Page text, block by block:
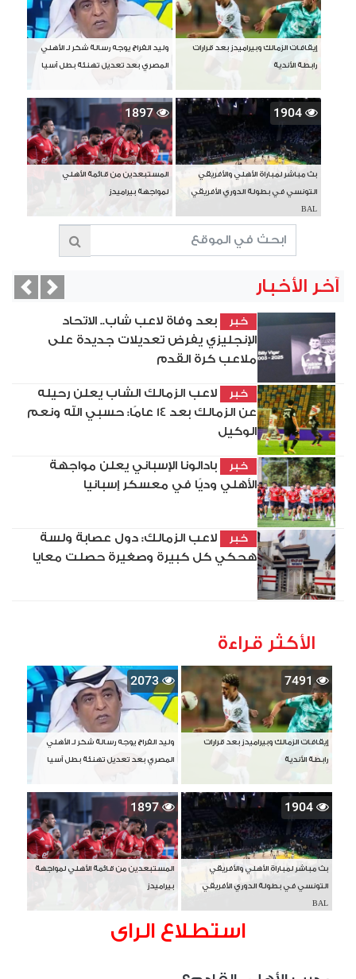
إيقافات الزمالك وبيراميدز بعد قرارات
رابطة الأندية
وليد الفراج يوجه رسالة شكر لـ الأهلي
المصري بعد تعديل تهنئة بطل آسيا
1904
بث مباشر لمباراة الأهلي والأفريقي
التونسي في بطولة الدوري الأفريقي
BAL
1897
المستبعدين من قائمة الأهلي
لمواجهة بيراميدز
آخر الأخبار
خبر
بعد وفاة لاعب شاب.. الاتحاد
الإنجليزي يفرض تعديلات جديدة على
ملاعب كرة القدم
خبر
لاعب الزمالك الشاب يعلن رحيله
عن الزمالك بعد 14 عامًا: حسبي الله ونعم
الوكيل
خبر
بادالونا الإسباني يعلن مواجهة
الأهلي وديًا في معسكر إسبانيا
خبر
لاعب الزمالك: دول عصابة ولسة
هحكي كل كبيرة وصغيرة حصلت معايا
Next
الأكثر قراءة
7491
إيقافات الزمالك وبيراميدز بعد قرارات
رابطة الأندية
2073
وليد الفراج يوجه رسالة شكر لـ الأهلي
المصري بعد تعديل تهنئة بطل آسيا
1904
بث مباشر لمباراة الأهلي والأفريقي
التونسي في بطولة الدوري الأفريقي
BAL
1897
المستبعدين من قائمة الأهلي لمواجهة
بيراميدز
استطلاع الراى